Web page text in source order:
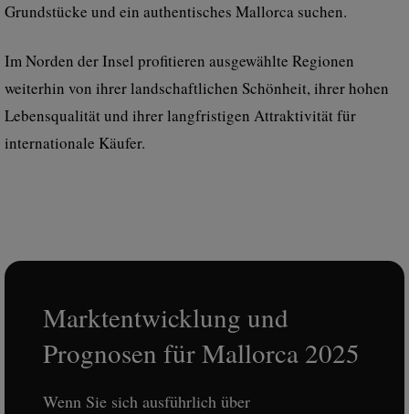
Grundstücke und ein authentisches Mallorca suchen.
Im Norden der Insel profitieren ausgewählte Regionen
weiterhin von ihrer landschaftlichen Schönheit, ihrer hohen
Lebensqualität und ihrer langfristigen Attraktivität für
internationale Käufer.
Marktentwicklung und
Prognosen für Mallorca 2025
Wenn Sie sich ausführlich über